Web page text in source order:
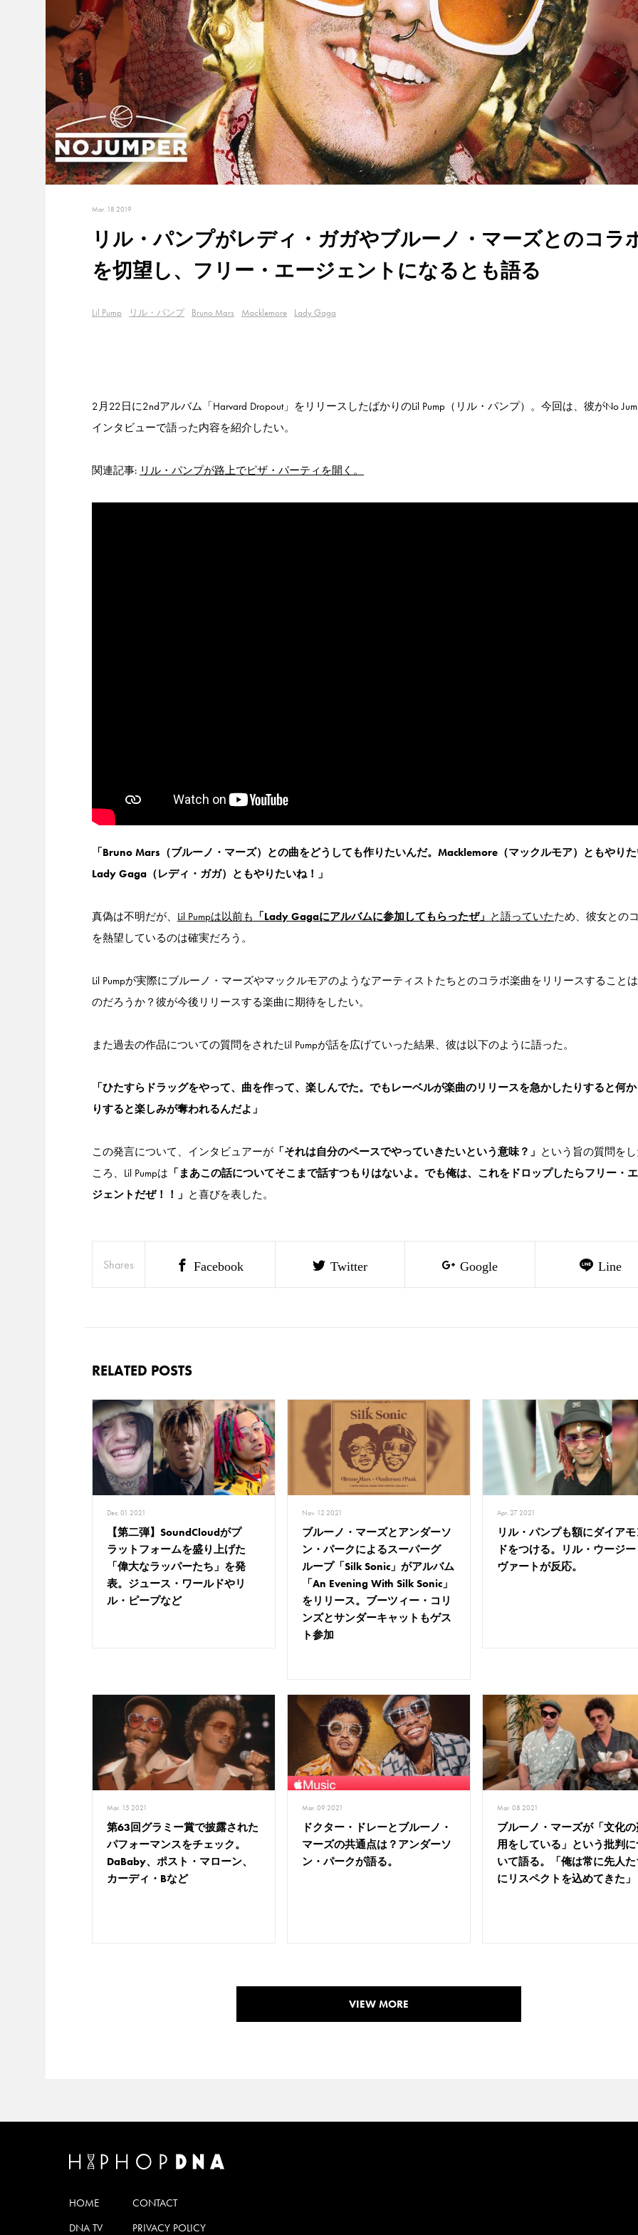
Mar. 18 2019
リル・パンプがレディ・ガガやブルーノ・マーズとのコラ
を切望し、フリー・エージェントになるとも語る
Lil Pump リル・パンプ Bruno Mars Macklemore Lady Gaga
2月22日に2ndアルバム「Harvard Dropout」をリリースしたばかりのLil Pump（リル・パンプ）。今回は、彼がNo
インタビューで語った内容を紹介したい。
関連記事: リル・パンプが路上でピザ・パーティを開く。
「Bruno Mars（ブルーノ・マーズ）との曲をどうしても作りたいんだ。Macklemore（マックルモア）ともやり
Lady Gaga（レディ・ガガ）ともやりたいね！」
真偽は不明だが、 Lil Pumpは以前も 「Lady Gagaにアルバムに参加してもらったぜ」 と語っていたため、彼女との
を熱望しているのは確実だろう。
Lil Pumpが実際にブルーノ・マーズやマックルモアのようなアーティストたちとのコラボ楽曲をリリースすること
のだろうか？彼が今後リリースする楽曲に期待をしたい。
また過去の作品についての質問をされたLil Pumpが話を広げていった結果、彼は以下のように語った。
「ひたすらドラッグをやって、曲を作って、楽しんでた。でもレーベルが楽曲のリリースを急かしたりすると何
りすると楽しみが奪われるんだよ」
この発言について、インタビュアーが 「それは自分のペースでやっていきたいという意味？」 という旨の質問を
ころ、Lil Pumpは 「まあこの話についてそこまで話すつもりはないよ。でも俺は、これをドロップしたらフリー・
ジェントだぜ！！」 と喜びを表した。
Shares Facebook Twitter Google Line
RELATED POSTS
Dec. 01 2021
【第二弾】SoundCloudがプ
ラットフォームを盛り上げた
「偉大なラッパーたち」を発
表。ジュース・ワールドやリ
ル・ピープなど
Nov. 12 2021
ブルーノ・マーズとアンダーソ
ン・パークによるスーパーグ
ループ「Silk Sonic」がアルバム
「An Evening With Silk Sonic」
をリリース。ブーツィー・コリ
ンズとサンダーキャットもゲス
ト参加
Apr. 27 2021
リル・パンプも額にダイア
ドをつける。リル・ウージ
ヴァートが反応。
Mar. 15 2021
第63回グラミー賞で披露された
パフォーマンスをチェック。
DaBaby、ポスト・マローン、
カーディ・Bなど
Mar. 09 2021
ドクター・ドレーとブルーノ・
マーズの共通点は？アンダーソ
ン・パークが語る。
Mar. 08 2021
ブルーノ・マーズが「文化
用をしている」という批判
いて語る。「俺は常に先人
にリスペクトを込めてきた」
VIEW MORE
HOME
DNA TV
CONTACT
PRIVACY POLICY